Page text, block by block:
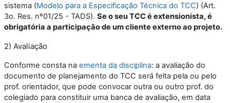
sistema (Modelo para a Especificação Técnica do TCC) (Art.
3o. Res. nº01/25 - TADS). Se o seu TCC é extensionista, é
obrigatória a participação de um cliente externo ao projeto.
2) Avaliação
Conforme consta na ementa da disciplina: a avaliação do
documento de planejamento do TCC será feita pela ou pelo
prof. orientador, que pode convocar outra ou outro prof. do
colegiado para constituir uma banca de avaliação, em data